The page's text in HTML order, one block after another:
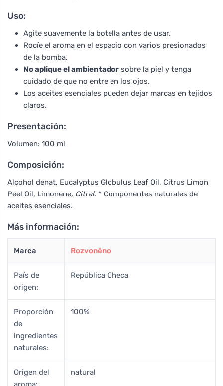
Uso:
Agite suavemente la botella antes de usar.
Rocíe el aroma en el espacio con varios presionados
de la bomba.
No aplique el ambientador sobre la piel y tenga
cuidado de que no entre en los ojos.
Los aceites esenciales pueden dejar marcas en tejidos
claros.
Presentación:
Volumen: 100 ml
Composición:
Alcohol denat, Eucalyptus Globulus Leaf Oil, Citrus Limon
Peel Oil, Limonene, Citral. * Componentes naturales de
aceites esenciales.
Más información:
Marca Rozvoněno
País de
origen:
República Checa
Proporción
de
ingredientes
naturales:
100%
Origen del
aroma:
natural